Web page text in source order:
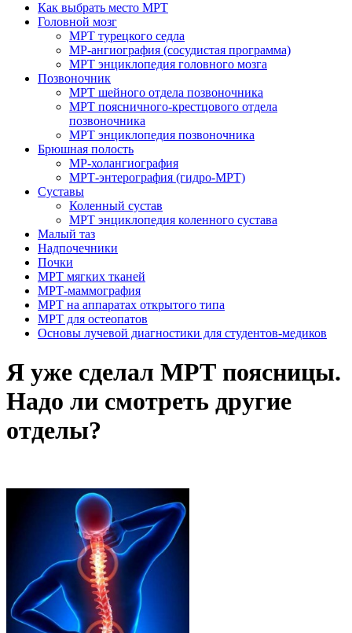
Как выбрать место МРТ
Головной мозг
МРТ турецкого седла
МР-ангиография (сосудистая программа)
МРТ энциклопедия головного мозга
Позвоночник
МРТ шейного отдела позвоночника
МРТ поясничного-крестцового отдела
позвоночника
МРТ энциклопедия позвоночника
Брюшная полость
МР-холангиография
МРТ-энтерография (гидро-МРТ)
Суставы
Коленный сустав
МРТ энциклопедия коленного сустава
Малый таз
Надпочечники
Почки
МРТ мягких тканей
МРТ-маммография
МРТ на аппаратах открытого типа
МРТ для остеопатов
Основы лучевой диагностики для студентов-медиков
Я уже сделал МРТ поясницы.
Надо ли смотреть другие
отделы?